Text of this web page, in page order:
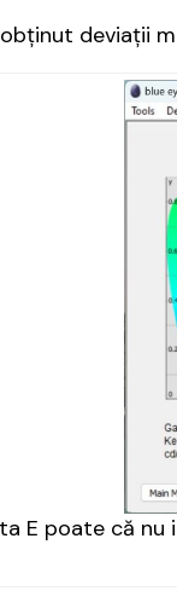
deviații
E poate că